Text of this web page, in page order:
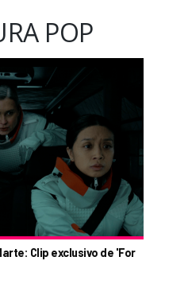
POP
Clip exclusivo de 'For